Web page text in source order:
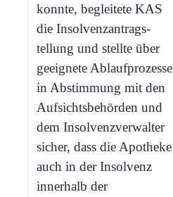
konnte, begleitete KAS
die Insolvenz­antrags­
tellung und stellte über
geeignete Ablaufprozesse
in Abstimmung mit den
Aufsichts­behörden und
dem Insolvenz­verwalter
sicher, dass die Apotheke
auch in der Insolvenz
innerhalb der